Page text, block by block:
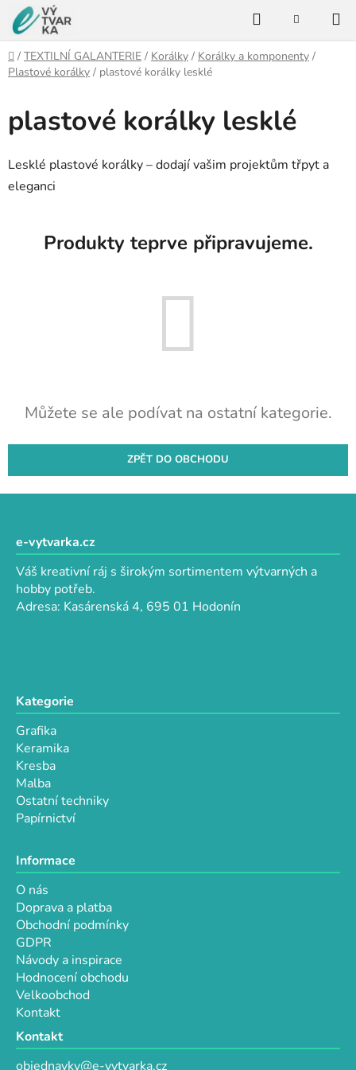
Přejít
na
obsah
HledatNÁKUPNÍ
Domů
/ TEXTILNÍ GALANTERIE / Korálky / Korálky a komponenty /
Plastové korálky / plastové korálky lesklé
plastové korálky lesklé
Lesklé plastové korálky – dodají vašim projektům třpyt a
eleganci
Produkty teprve připravujeme.
Můžete se ale podívat na ostatní kategorie.
ZPĚT DO OBCHODU
e-vytvarka.cz
Váš kreativní ráj s širokým sortimentem výtvarných a
hobby potřeb.
Adresa: Kasárenská 4, 695 01 Hodonín
Kategorie
Grafika
Keramika
Kresba
Malba
Ostatní techniky
Papírnictví
Informace
O nás
Doprava a platba
Obchodní podmínky
GDPR
Návody a inspirace
Hodnocení obchodu
Velkoobchod
Kontakt
Kontakt
objednavky@e-vytvarka.cz